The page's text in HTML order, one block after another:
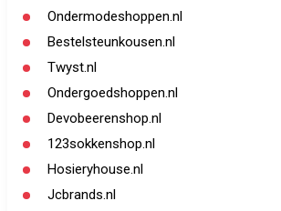
Ondermodeshoppen.nl
Bestelsteunkousen.nl
Twyst.nl
Ondergoedshoppen.nl
Devobeerenshop.nl
123sokkenshop.nl
Hosieryhouse.nl
Jcbrands.nl